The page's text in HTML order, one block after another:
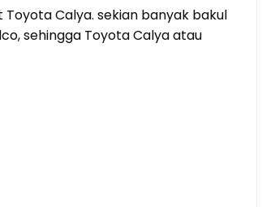
Calya. sekian banyak bakul
sehingga Toyota Calya atau